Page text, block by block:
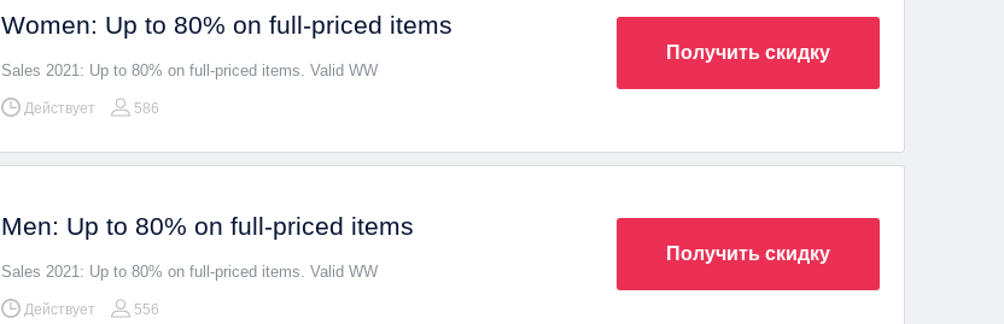
Women: Up to 80% on full-priced items
Sales 2021: Up to 80% on full-priced items. Valid WW
Действует 586
Получить скидку
Men: Up to 80% on full-priced items
Sales 2021: Up to 80% on full-priced items. Valid WW
Действует 556
Получить скидку